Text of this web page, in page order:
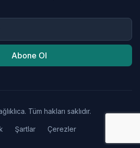
Abone Ol
Tüm hakları saklıdır.
Şartlar Çerezler